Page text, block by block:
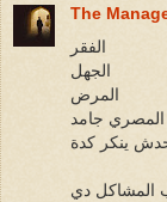
The
الفقر
الجهل
المرض
المصري جامد
ينكر كدة
المشاكل دي